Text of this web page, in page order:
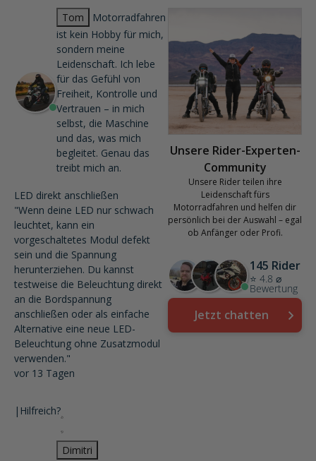
Tom
Motorradfahren
ist kein Hobby für mich,
sondern meine
Leidenschaft. Ich lebe
für das Gefühl von
Freiheit, Kontrolle und
Vertrauen – in mich
selbst, die Maschine
und das, was mich
begleitet. Genau das
treibt mich an.
LED direkt anschließen
"Wenn deine LED nur schwach
leuchtet, kann ein
vorgeschaltetes Modul defekt
sein und die Spannung
herunterziehen. Du kannst
testweise die Beleuchtung direkt
an die Bordspannung
anschließen oder als einfache
Alternative eine neue LED-
Beleuchtung ohne Zusatzmodul
verwenden."
vor 13 Tagen
| Hilfreich?
Dimitri
Unsere Rider-Experten-
Community
Unsere Rider teilen ihre
Leidenschaft fürs
Motorradfahren und helfen dir
persönlich bei der Auswahl – egal
ob Anfänger oder Profi.
145 Rider
⭐ 4.8 ⌀
Bewertung
Jetzt chatten